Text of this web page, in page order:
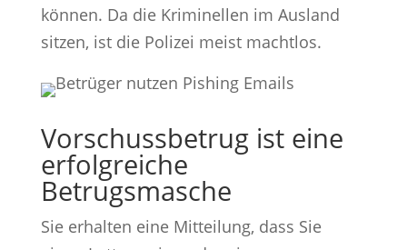
können. Da die Kriminellen im Ausland
sitzen, ist die Polizei meist machtlos.
Vorschussbetrug ist eine
erfolgreiche
Betrugsmasche
Sie erhalten eine Mitteilung, dass Sie